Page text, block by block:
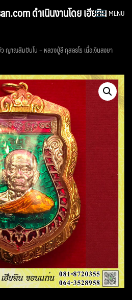
ดำเนินงานโดย เฮียทิน MENU
ญาณสัมปันโน – หลวงปู่ลี กุสลธโร เนื้อเงินลงยา